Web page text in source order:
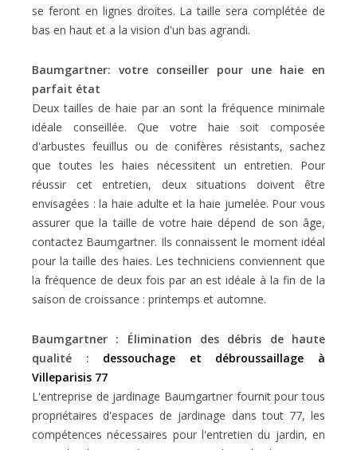
se feront en lignes droites. La taille sera complétée de
bas en haut et a la vision d'un bas agrandi.
Baumgartner: votre conseiller pour une haie en
parfait état
Deux tailles de haie par an sont la fréquence minimale
idéale conseillée. Que votre haie soit composée
d'arbustes feuillus ou de conifères résistants, sachez
que toutes les haies nécessitent un entretien. Pour
réussir cet entretien, deux situations doivent être
envisagées : la haie adulte et la haie jumelée. Pour vous
assurer que la taille de votre haie dépend de son âge,
contactez Baumgartner. Ils connaissent le moment idéal
pour la taille des haies. Les techniciens conviennent que
la fréquence de deux fois par an est idéale à la fin de la
saison de croissance : printemps et automne.
Baumgartner : Élimination des débris de haute
qualité : dessouchage et débroussaillage à
Villeparisis 77
L'entreprise de jardinage Baumgartner fournit pour tous
propriétaires d'espaces de jardinage dans tout 77, les
compétences nécessaires pour l'entretien du jardin, en